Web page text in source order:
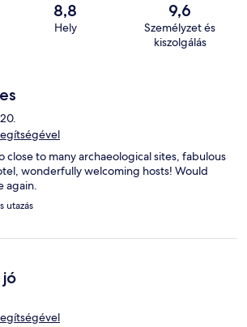
8,8
Hely
9,6
Személyzet és
kiszolgálás
close to many archaeological sites, fabulous
wonderfully welcoming hosts! Would
again.
utazás